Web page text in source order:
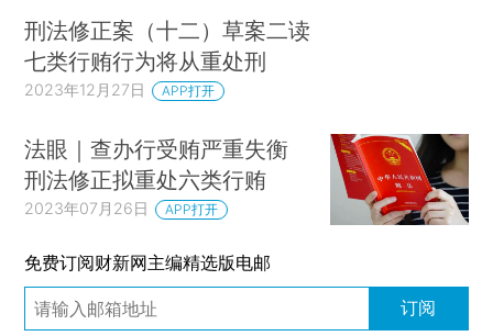
刑法修正案（十二）草案二读
七类行贿行为将从重处刑
2023年12月27日 APP打开
法眼｜查办行受贿严重失衡
刑法修正拟重处六类行贿
2023年07月26日 APP打开
免费订阅财新网主编精选版电邮
订阅